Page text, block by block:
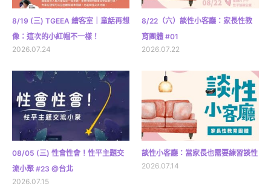
8/19 (三) TGEEA 繪客室｜童話再想
像：這次的小紅帽不一樣！
2026.07.24
8/22（六）談性小客廳：家長性教
育團體 #01
2026.07.22
08/05 (三) 性會性會！性平主題交
流小聚 #23 @台北
2026.07.15
談性小客廳：當家長也需要練習談性
2026.07.14